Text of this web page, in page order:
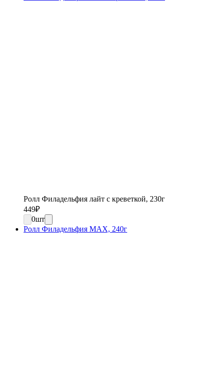
Ролл Филадельфия лайт с креветкой, 230г
449₽
0шт
Ролл Филадельфия MAX, 240г